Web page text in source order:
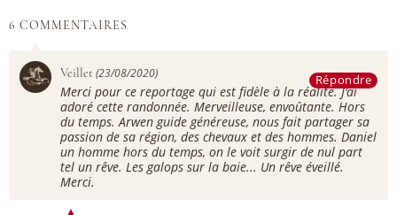
6 COMMENTAIRES
Veillet (23/08/2020) Répondre
Merci pour ce reportage qui est fidèle à la réalité. J'ai
adoré cette randonnée. Merveilleuse, envoûtante. Hors
du temps. Arwen guide généreuse, nous fait partager sa
passion de sa région, des chevaux et des hommes. Daniel
un homme hors du temps, on le voit surgir de nul part
tel un rêve. Les galops sur la baie... Un rêve éveillé.
Merci.